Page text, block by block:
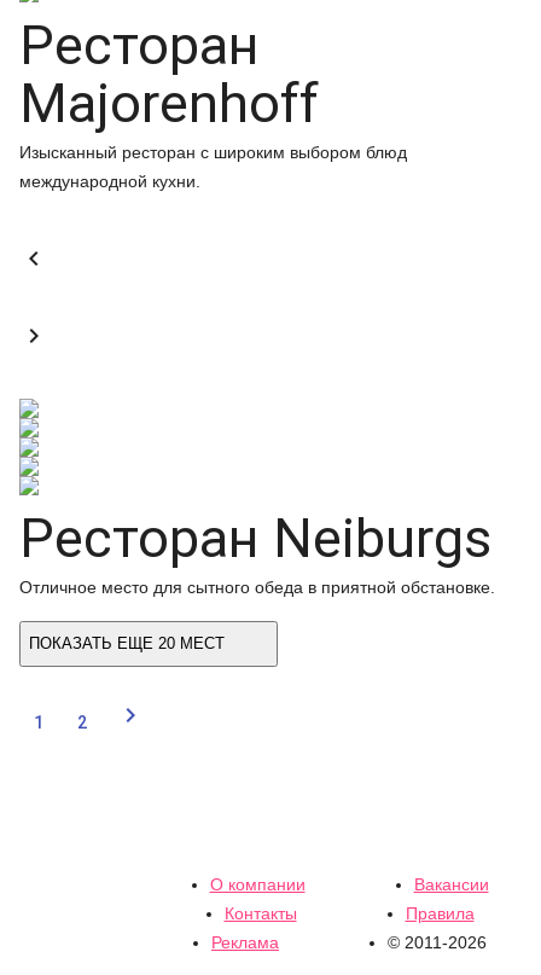
Ресторан
Majorenhoff
Изысканный ресторан с широким выбором блюд
международной кухни.


Ресторан Neiburgs
Отличное место для сытного обеда в приятной обстановке.
ПОКАЗАТЬ ЕЩЕ 20 МЕСТ
1 2 
О компании
Вакансии
Контакты
Правила
Реклама
© 2011-2026